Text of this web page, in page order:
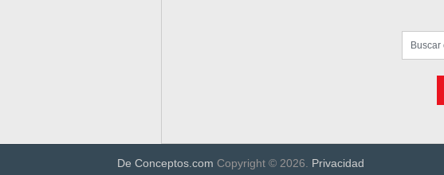
De Conceptos.com Copyright © 2026. Privacidad